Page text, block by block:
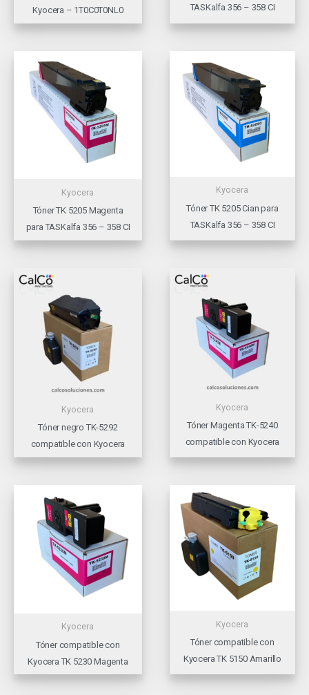
Kyocera – 1T0C0T0NL0
TASKalfa 356 – 358 CI
Kyocera
Tóner TK 5205 Magenta
para TASKalfa 356 – 358 CI
Kyocera
Tóner TK 5205 Cian para
TASKalfa 356 – 358 CI
Kyocera
Tóner negro TK-5292
compatible con Kyocera
Kyocera
Tóner Magenta TK-5240
compatible con Kyocera
Kyocera
Tóner compatible con
Kyocera TK 5230 Magenta
Kyocera
Tóner compatible con
Kyocera TK 5150 Amarillo